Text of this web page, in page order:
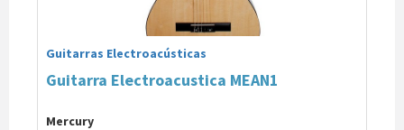
Guitarras Electroacústicas
Guitarra Electroacustica MEAN1
Mercury